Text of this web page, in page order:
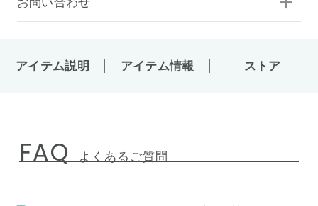
アイテム説明 アイテム情報 ストア
FAQ よくあるご質問